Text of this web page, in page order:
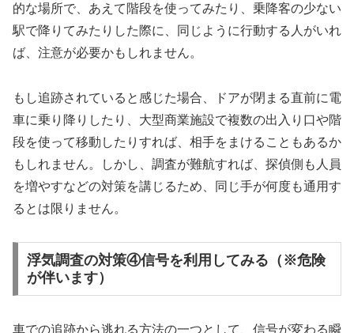
的な場所で、あえて階段を使ってみたり、乗降客の少ない
駅で降りてみたりした際に、同じように行動する人がいれ
ば、注意が必要かもしれません。
もし追跡されていると感じた場合、ドアが閉まる直前に電
車に乗り降りしたり、大型商業施設で複数の出入り口や階
段を使って移動したりすれば、相手をまけることもあるか
もしれません。しかし、調査が難航すれば、探偵側も人員
を増やすなどの対策を講じるため、同じ手が何度も通用す
るとは限りません。
浮気調査の対策④信号を利用してみる（※危険
が伴います）
車での追跡から逃れる方法の一つとして、信号が変わる瞬